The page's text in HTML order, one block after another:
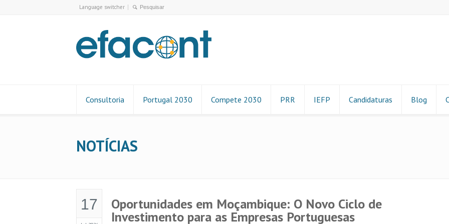
Language switcher
Consultoria Portugal 2030 Compete 2030 PRR IEFP Candidaturas Blog
NOTÍCIAS
17 Oportunidades em Moçambique: O Novo Ciclo de
Investimento para as Empresas Portuguesas